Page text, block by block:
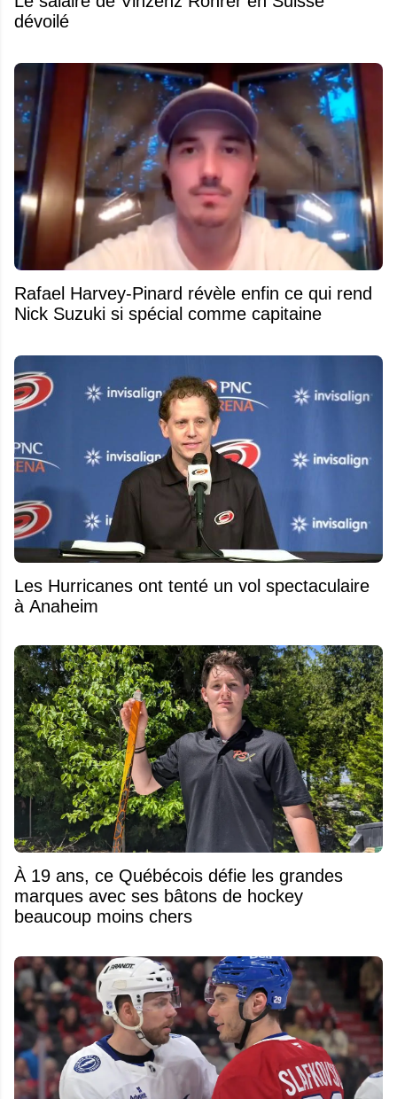
dévoilé
Rafael Harvey-Pinard révèle enfin ce qui rend
Nick Suzuki si spécial comme capitaine
Les Hurricanes ont tenté un vol spectaculaire
à Anaheim
À 19 ans, ce Québécois défie les grandes
marques avec ses bâtons de hockey
beaucoup moins chers